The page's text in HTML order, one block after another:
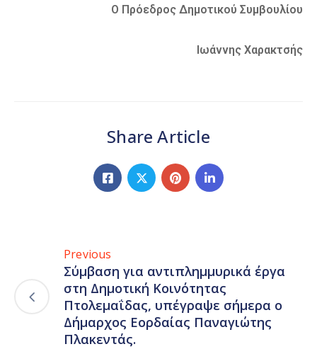
Ο Πρόεδρος Δημοτικού Συμβουλίου
Ιωάννης Χαρακτσής
Share Article
Previous
Σύμβαση για αντιπλημμυρικά έργα
στη Δημοτική Κοινότητας
Πτολεμαΐδας, υπέγραψε σήμερα ο
Δήμαρχος Εορδαίας Παναγιώτης
Πλακεντάς.